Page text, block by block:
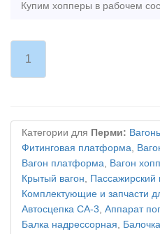
1
Категории для Перми:
Фитинговая платформа,
Вагон платформа, Вагон
Крытый вагон, Пассажирский
Комплектующие и запчасти
Автосцепка СА-3, Аппарат
Балка надрессорная,